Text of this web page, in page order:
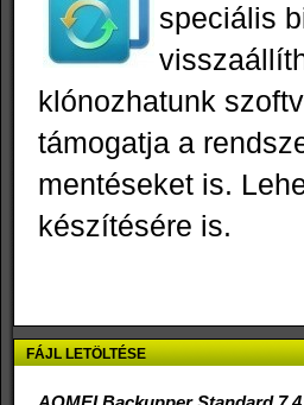
speciális
klónozhatunk
támogatja a
mentéseket is.
készítésére is.
FÁJL LETÖLTÉSE